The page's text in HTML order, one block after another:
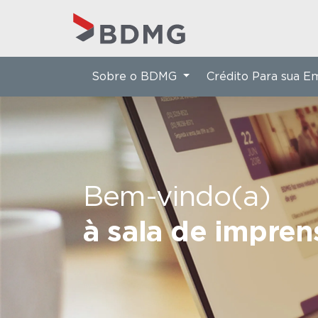
Bem-vindo(a)
à sala de
Sobre o BDMG Crédito Para sua